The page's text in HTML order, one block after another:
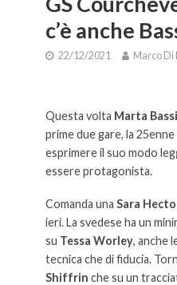
c’è anche
22/12/2021 Marco Di
Questa volta Marta
prime due gare, la
esprimere il suo modo
essere protagonista.
Comanda una Sara
ieri. La svedese ha un
su Tessa Worley, anche
tecnica che di fiducia.
Shiffrin che su un